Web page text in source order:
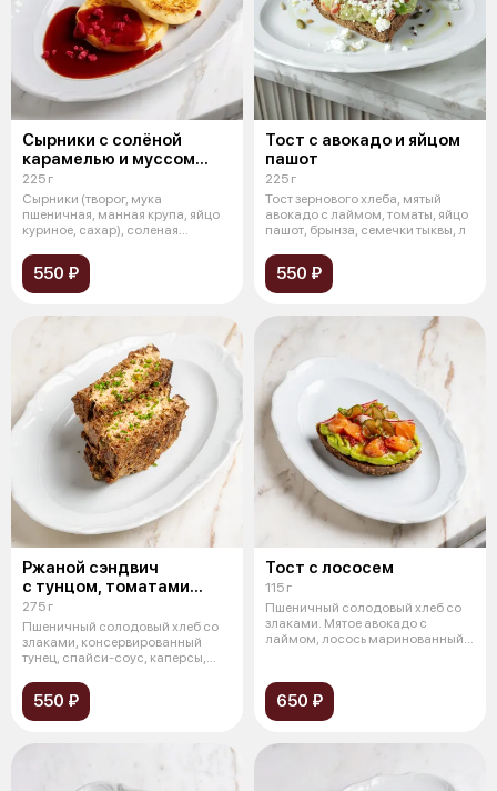
Сырники с солёной
карамелью и муссом
из белого шоколада
225 г
Сырники (творог, мука
пшеничная, манная крупа, яйцо
куриное, сахар), соленая
550 ₽
Тост с авокадо и яйцом
пашот
225 г
Тост зернового хлеба, мятый
авокадо с лаймом, томаты, яйцо
пашот, брынза, семечки тыквы, л
550 ₽
Ржаной сэндвич
с тунцом, томатами
и битыми огурцами
275 г
Пшеничный солодовый хлеб со
злаками, консервированный
тунец, спайси-соус, каперсы,
550 ₽
Тост с лососем
115 г
Пшеничный солодовый хлеб со
злаками. Мятое авокадо с
лаймом, лосось маринованный
650 ₽